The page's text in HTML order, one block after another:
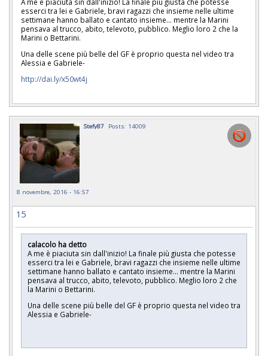
A me è piaciuta sin dall'inizio! La finale più giusta che potesse
esserci tra lei e Gabriele, bravi ragazzi che insieme nelle ultime
settimane hanno ballato e cantato insieme... mentre la Marini
pensava al trucco, abito, televoto, pubblico. Meglio loro 2 che la
Marini o Bettarini.
Una delle scene più belle del GF è proprio questa nel video tra
Alessia e Gabriele-
http://dai.ly/x50wt4j
Stefy87 Posts: 14009
8 novembre, 2016 - 16:57
15
calacolo ha detto
A me è piaciuta sin dall'inizio! La finale più giusta che potesse
esserci tra lei e Gabriele, bravi ragazzi che insieme nelle ultime
settimane hanno ballato e cantato insieme... mentre la Marini
pensava al trucco, abito, televoto, pubblico. Meglio loro 2 che
la Marini o Bettarini.
Una delle scene più belle del GF è proprio questa nel video tra
Alessia e Gabriele-